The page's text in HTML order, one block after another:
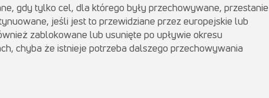
gdy tylko cel, dla którego były przechowywane, przestanie
jeśli jest to przewidziane przez europejskie lub
zablokowane lub usunięte po upływie okresu
chyba że istnieje potrzeba dalszego przechowywania